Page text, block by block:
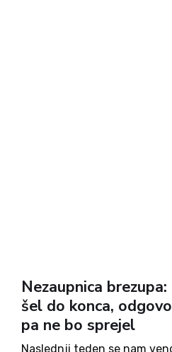
Nezaupnica
šel do konca,
pa ne bo sprejel
Naslednji teden se nam